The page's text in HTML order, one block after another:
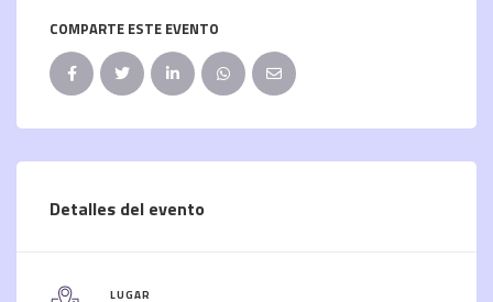
COMPARTE ESTE EVENTO
Detalles del evento
LUGAR